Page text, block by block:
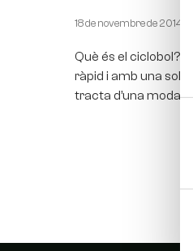
18 de novembre de 2014
Què és el ciclobol?
ràpid i amb una sola
tracta d’una